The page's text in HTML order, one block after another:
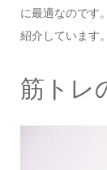
に最適なのです
紹介しています。
筋トレ